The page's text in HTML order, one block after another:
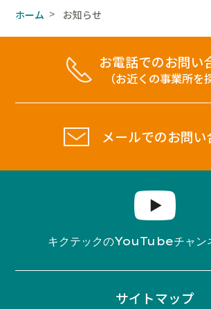
ホーム > お知らせ
お電話でのお問い
（お近くの事業所を
メールでのお問い
キクテックのYouTubeチャン
サイトマップ